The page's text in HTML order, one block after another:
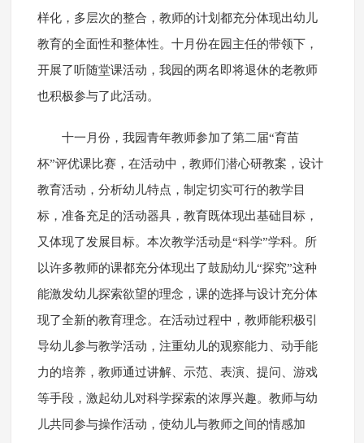
样化，多层次的整合，教师的计划都充分体现出幼儿
教育的全面性和整体性。十月份在园主任的带领下，
开展了听随堂课活动，我园的两名即将退休的老教师
也积极参与了此活动。
十一月份，我园青年教师参加了第二届“育苗
杯”评优课比赛，在活动中，教师们潜心研教案，设计
教育活动，分析幼儿特点，制定切实可行的教学目
标，准备充足的活动器具，教育既体现出基础目标，
又体现了发展目标。本次教学活动是“科学”学科。所
以许多教师的课都充分体现出了鼓励幼儿“探究”这种
能激发幼儿探索欲望的理念，课的选择与设计充分体
现了全新的教育理念。在活动过程中，教师能积极引
导幼儿参与教学活动，注重幼儿的观察能力、动手能
力的培养，教师通过讲解、示范、表演、提问、游戏
等手段，激起幼儿对科学探索的浓厚兴趣。教师与幼
儿共同参与操作活动，使幼儿与教师之间的情感加